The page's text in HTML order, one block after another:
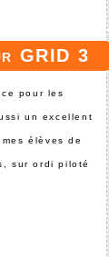
GRID 3
pour les
un excellent
élèves de
sur ordi piloté